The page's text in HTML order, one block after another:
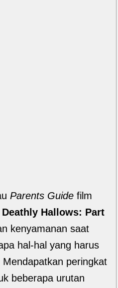
Parents Guide film
Hallows: Part
kenyamanan saat
hal-hal yang harus
peringkat
beberapa urutan